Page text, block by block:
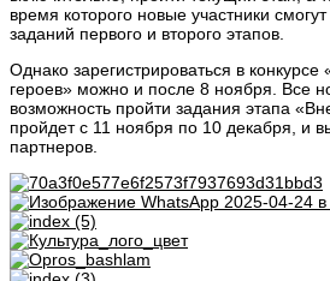
время которого новые участники
заданий первого и второго этапов.
Однако зарегистрироваться в
героев» можно и после 8 ноября. Все
возможность пройти задания этапа
пройдет с 11 ноября по 10 декабря, и
партнеров.